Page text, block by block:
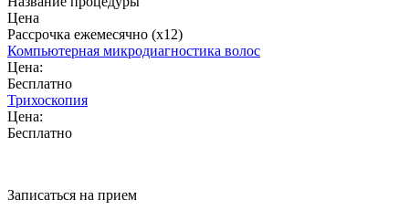
Цена
Рассрочка ежемесячно (x12)
Компьютерная микродиагностика волос
Цена:
Бесплатно
Трихоскопия
Цена:
Бесплатно
Записаться на прием